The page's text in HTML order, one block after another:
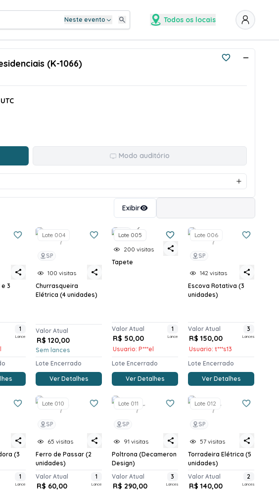
Neste evento Todos os locais
(K-1066)
Modo auditório
Exibir
3
1
Lance
SP
Lote 004
100 visitas
Churrasqueira
Elétrica (4 unidades)
Valor Atual
R$ 120,00
Sem lances
Lote Encerrado
Ver Detalhes
SP
Lote 005
200 visitas
Tapete
Valor Atual
R$ 50,00
Usuario: P***el
1
Lance
Lote Encerrado
Ver Detalhes
SP
Lote 006
142 visitas
Escova Rotativa (3
unidades)
Valor Atual
R$ 150,00
Usuario: t***s13
3
Lances
Lote Encerrado
Ver Detalhes
(3
1
Lance
SP
Lote 010
65 visitas
Ferro de Passar (2
unidades)
Valor Atual
R$ 60,00
1
Lance
SP
Lote 011
91 visitas
Poltrona (Decameron
Design)
Valor Atual
R$ 290,00
3
Lances
SP
Lote 012
57 visitas
Torradeira Elétrica (5
unidades)
Valor Atual
R$ 140,00
2
Lances